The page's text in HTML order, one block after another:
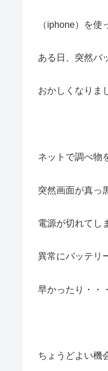
（iphone）を使
ある日、突然バ
おかしくなりま
ネットで調べ物
突然画面が真っ
電源が切れてし
異常にバッテリ
早かったり・・・
ちょうどよい機